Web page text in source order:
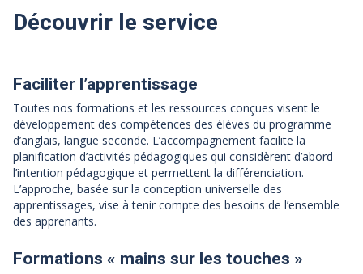
Découvrir le service
Faciliter l’apprentissage
Toutes nos formations et les ressources conçues visent le
développement des compétences des élèves du programme
d’anglais, langue seconde. L’accompagnement facilite la
planification d’activités pédagogiques qui considèrent d’abord
l’intention pédagogique et permettent la différenciation.
L’approche, basée sur la conception universelle des
apprentissages, vise à tenir compte des besoins de l’ensemble
des apprenants.
Formations « mains sur les touches »